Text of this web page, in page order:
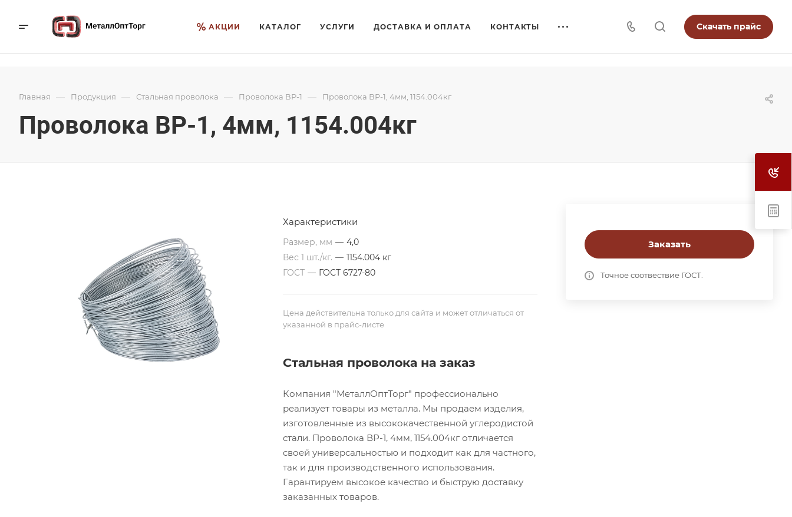
АКЦИИ КАТАЛОГ УСЛУГИ ДОСТАВКА И ОПЛАТА КОНТАКТЫ Скачать прайс
Главная — Продукция — Стальная проволока — Проволока ВР-1 — Проволока ВР-1, 4мм, 1154.004кг
Проволока ВР-1, 4мм, 1154.004кг
Заказать
Точное соотвествие ГОСТ.
Характеристики
Размер, мм — 4,0
Вес 1 шт./кг. — 1154.004 кг
ГОСТ — ГОСТ 6727-80
Цена действительна только для сайта и может отличаться от
указанной в прайс-листе
Стальная проволока на заказ
Компания "МеталлОптТорг" профессионально
реализует товары из металла. Мы продаем изделия,
изготовленные из высококачественной углеродистой
стали. Проволока ВР-1, 4мм, 1154.004кг отличается
своей универсальностью и подходит как для частного,
так и для производственного использования.
Гарантируем высокое качество и быструю доставку
заказанных товаров.